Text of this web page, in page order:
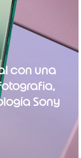
con una
Sony